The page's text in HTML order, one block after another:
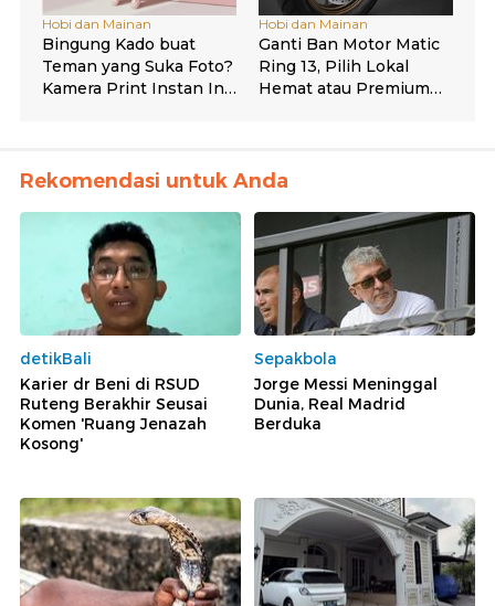
Rekomendasi untuk Anda
detikBali
Karier dr Beni di RSUD
Ruteng Berakhir Seusai
Komen 'Ruang Jenazah
Kosong'
Sepakbola
Jorge Messi Meninggal
Dunia, Real Madrid
Berduka